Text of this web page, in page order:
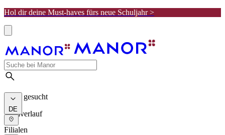
Hol dir deine Must-haves fürs neue Schuljahr >
Meist gesucht
Suchverlauf
DE
Filialen